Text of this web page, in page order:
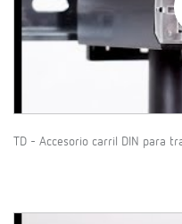
TD - Accesorio carril DIN para